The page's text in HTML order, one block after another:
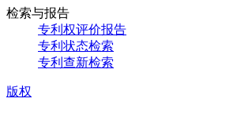
检索与报告
专利权评价报告
专利状态检索
专利查新检索
版权